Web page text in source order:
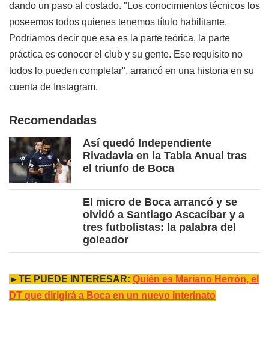
dando un paso al costado. "Los conocimientos técnicos los
poseemos todos quienes tenemos título habilitante.
Podríamos decir que esa es la parte teórica, la parte
práctica es conocer el club y su gente. Ese requisito no
todos lo pueden completar", arrancó en una historia en su
cuenta de Instagram.
Recomendadas
Así quedó Independiente
Rivadavia en la Tabla Anual tras
el triunfo de Boca
El micro de Boca arrancó y se
olvidó a Santiago Ascacíbar y a
tres futbolistas: la palabra del
goleador
►TE PUEDE INTERESAR: Quién es Mariano Herrón, el
DT que dirigirá a Boca en un nuevo interinato